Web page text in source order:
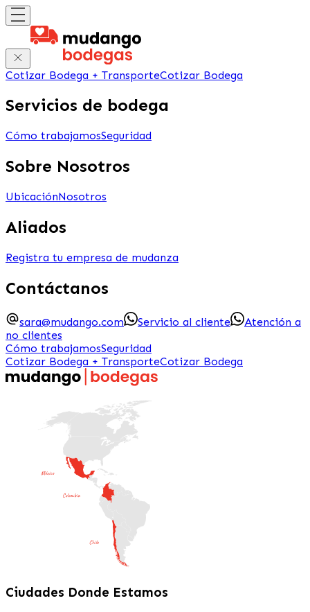
Cotizar Bodega + TransporteCotizar Bodega
Servicios de bodega
Cómo trabajamosSeguridad
Sobre Nosotros
UbicaciónNosotros
Aliados
Registra tu empresa de mudanza
Contáctanos
sara@mudango.com Servicio al cliente
Atención a
no clientes
Cómo trabajamosSeguridad
Cotizar Bodega + TransporteCotizar Bodega
Ciudades Donde Estamos